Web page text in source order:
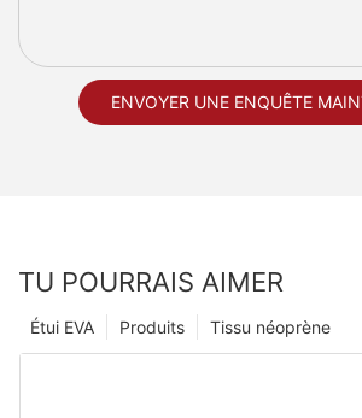
ENVOYER UNE ENQUÊTE
TU POURRAIS AIMER
Tissu néoprène
Produits
Étui EVA